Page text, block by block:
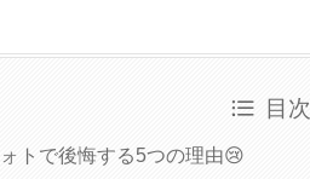
目次
トで後悔する5つの理由😢